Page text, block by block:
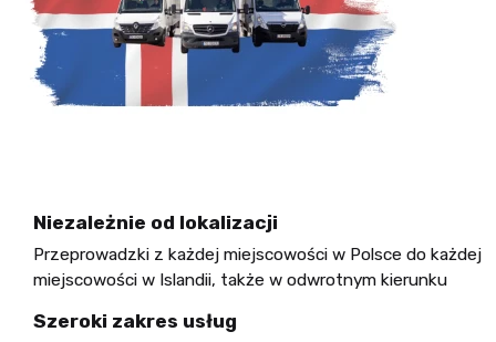
Niezależnie od lokalizacji
Przeprowadzki z każdej miejscowości w Polsce do każdej
miejscowości w Islandii, także w odwrotnym kierunku
Szeroki zakres usług